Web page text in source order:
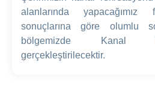
alanlarında yapacağımız
sonuçlarına göre olumlu
bölgemizde Kanal
gerçekleştirilecektir.